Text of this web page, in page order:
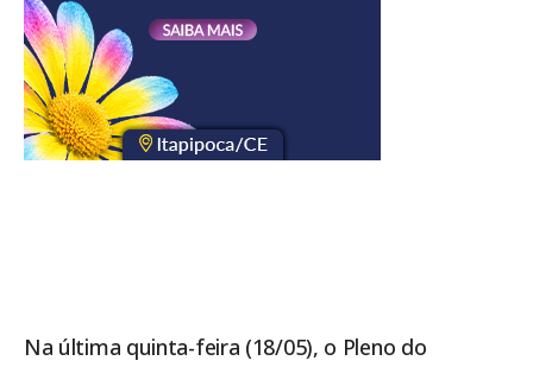
Na última quinta-feira (18/05), o Pleno do